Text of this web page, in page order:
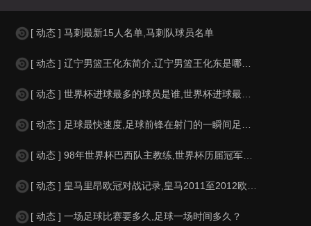
[ 动态 ] 马刺最新15人名单,马刺队球员名单
[ 动态 ] 辽宁男篮王化东简介,辽宁男篮王化东是哪里人？
[ 动态 ] 世界杯进球最多的球员是谁,世界杯进球最多的球员是谁？
[ 动态 ] 足球最快速度,足球前锋在射门的一瞬间足球的速度有多快？？
[ 动态 ] 98年世界杯巴西队主教练,世界杯历届冠军球队教练
[ 动态 ] 皇马里昂欧冠对战记录,皇马2011至2012欧冠赛程&nbs
[ 动态 ] 一场足球比赛要多久,足球一场时间多久？